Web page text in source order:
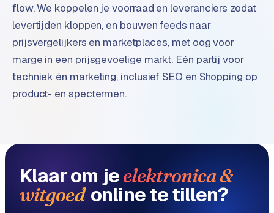
n
t
a
r
k
e
B
o
l
flow. We koppelen je voorraad en leveranciers zodat
levertijden kloppen, en bouwen feeds naar
prijsvergelijkers en marketplaces, met oog voor
marge in een prijsgevoelige markt. Eén partij voor
techniek én marketing, inclusief SEO en Shopping op
product- en spectermen.
Klaar om jeelektronica &
witgoed online te tillen?